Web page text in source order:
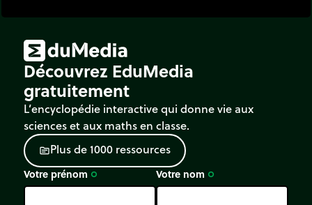
Découvrez EduMedia
gratuitement
L’encyclopédie interactive qui donne vie aux
sciences et aux maths en classe.
sourcePlusde1000 ressources
Votre prénom trip_origin Votre nom trip_origin